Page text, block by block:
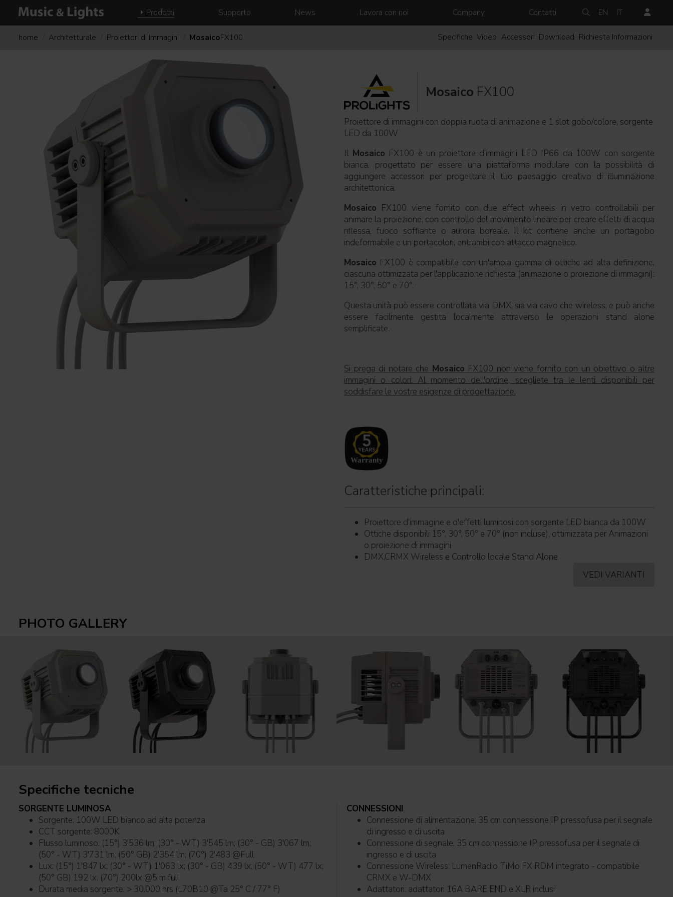
Prodotti Supporto News Lavora con noi Company Contatti EN IT
home Architetturale Proiettori di Immagini MosaicoFX100 Specifiche Video Accessori Download Richiesta Informazioni
Mosaico FX100
Proiettore di immagini con doppia ruota di animazione e 1 slot gobo/colore, sorgente
LED da 100W
Il Mosaico FX100 è un proiettore d'immagini LED IP66 da 100W con sorgente
bianca, progettato per essere una piattaforma modulare con la possibilità di
aggiungere accessori per progettare il tuo paesaggio creativo di illuminazione
architettonica.
Mosaico FX100 viene fornito con due effect wheels in vetro controllabili per
animare la proiezione, con controllo del movimento lineare per creare effetti di acqua
riflessa, fuoco soffiante o aurora boreale. Il kit contiene anche un portagobo
indeformabile e un portacolori, entrambi con attacco magnetico.
Mosaico FX100 è compatibile con un'ampia gamma di ottiche ad alta definizione,
ciascuna ottimizzata per l'applicazione richiesta (animazione o proiezione di immagini):
15°, 30°, 50° e 70°.
Questa unità può essere controllata via DMX, sia via cavo che wireless, e può anche
essere facilmente gestita localmente attraverso le operazioni stand alone
semplificate.
Si prega di notare che Mosaico FX100 non viene fornito con un obiettivo o altre
immagini o colori. Al momento dell'ordine, scegliete tra le lenti disponibili per
soddisfare le vostre esigenze di progettazione.
Caratteristiche principali:
Proiettore d'immagine e d'effetti luminosi con sorgente LED bianca da 100W
Ottiche disponibili 15°, 30°, 50° e 70° (non incluse), ottimizzata per Animazioni
o proiezione di immagini
DMX,CRMX Wireless e Controllo locale Stand Alone
VEDI VARIANTI
PHOTO GALLERY
Specifiche tecniche
SORGENTE LUMINOSA
Sorgente: 100W LED bianco ad alta potenza
CCT sorgente: 8000K
Flusso luminoso: (15°) 3'536 lm; (30° - WT) 3'545 lm; (30° - GB) 3'067 lm;
(50° - WT) 3'731 lm; (50° GB) 2'354 lm; (70°) 2'483 @Full
Lux: (15°) 1'847 lx; (30° - WT) 1'063 lx; (30° - GB) 439 lx; (50° - WT) 477 lx;
(50° GB) 192 lx; (70°) 200lx @5 m full
Durata media sorgente: > 30.000 hrs (L70B10 @Ta 25° C / 77° F)
CONNESSIONI
Connessione di alimentazione: 35 cm connessione IP pressofusa per il segnale
di ingresso e di uscita
Connessione di segnale: 35 cm connessione IP pressofusa per il segnale di
ingresso e di uscita
Connessione Wireless: LumenRadio TiMo FX RDM integrato - compatibile
CRMX e W-DMX
Adattatori: adattatori 16A BARE END e XLR inclusi